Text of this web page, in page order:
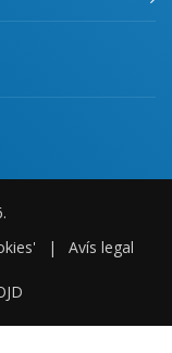
| Avís legal